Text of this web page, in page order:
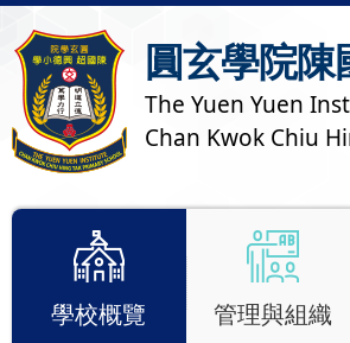
圓玄學院
The Yuen Yuen
Chan Kwok Chiu
學校概覽 管理與組織